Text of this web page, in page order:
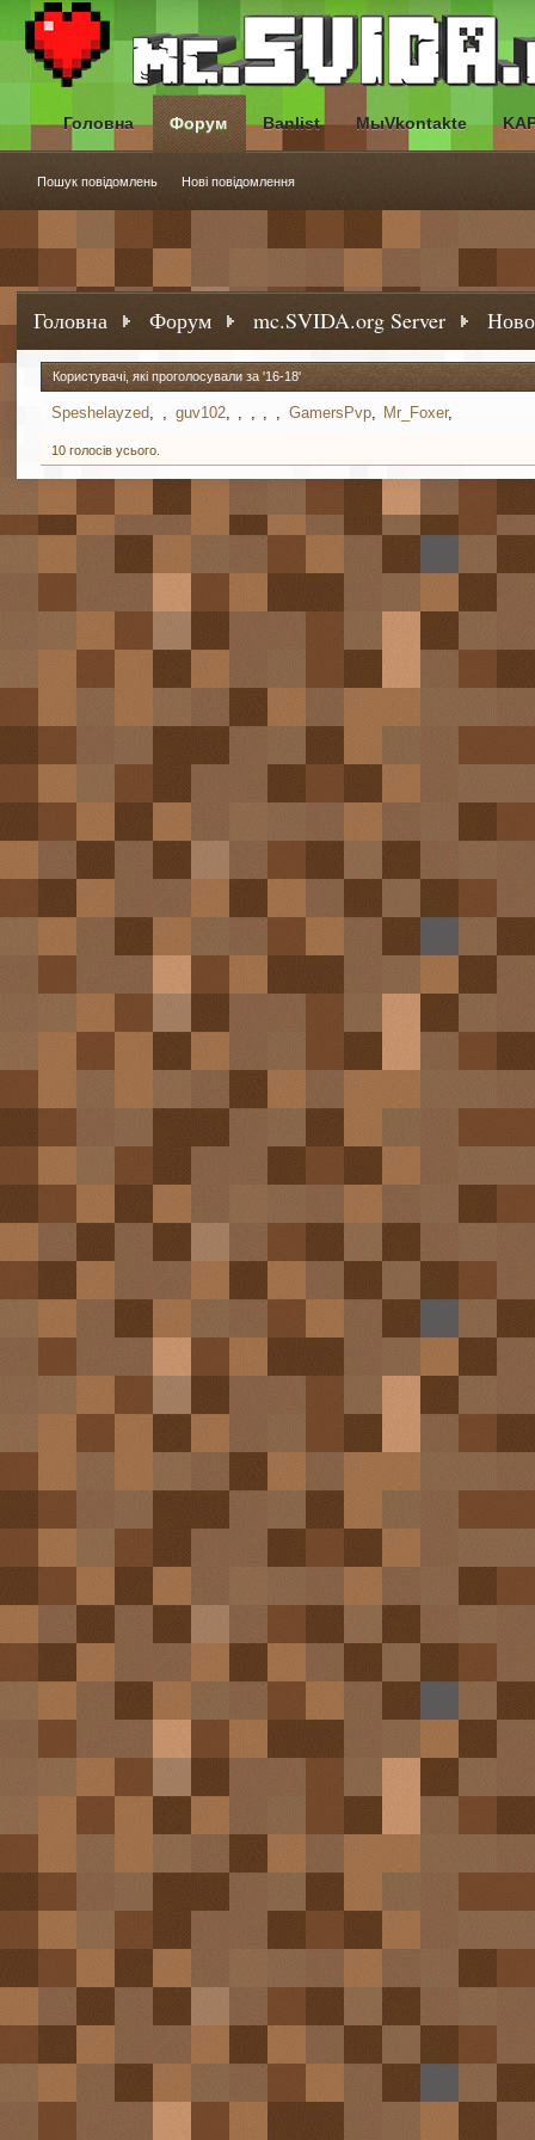
Головна Форум mc.SVIDA.org Server
Користувачі, які проголосували за '16-18'
Speshelayzed guv102 GamersPvp Mr_Foxer
10 голосів усього.
Головна Форум
Пошук повідомлень Нові повідомлення
Banlist МыVkontakte